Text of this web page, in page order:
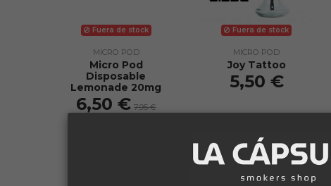
Fuera de stock
MICRO POD
Micro Pod
Disposable
Lemonade 20mg
6,50 € 7,95 €
Fuera de stock
MICRO POD
Joy Tattoo
5,50 €
View